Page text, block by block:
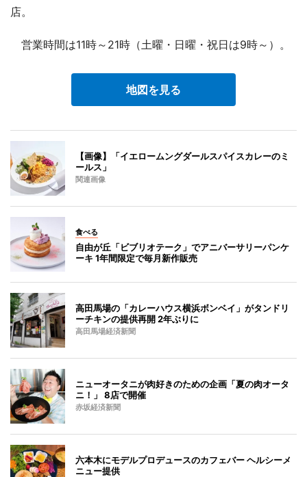
店。
営業時間は11時～21時（土曜・日曜・祝日は9時～）。
地図を見る
【画像】「イエロームングダールスパイスカレーのミ
ールス」
関連画像
食べる
自由が丘「ビブリオテーク」でアニバーサリーパンケ
ーキ 1年間限定で毎月新作販売
高田馬場の「カレーハウス横浜ボンベイ」がタンドリ
ーチキンの提供再開 2年ぶりに
高田馬場経済新聞
ニューオータニが肉好きのための企画「夏の肉オータ
ニ！」 8店で開催
赤坂経済新聞
六本木にモデルプロデュースのカフェバー ヘルシーメ
ニュー提供